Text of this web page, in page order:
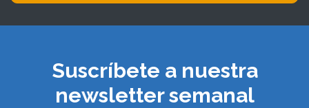
Suscríbete a nuestra
newsletter semanal